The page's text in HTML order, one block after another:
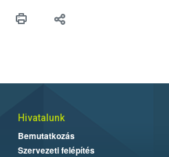
Hivatalunk
Bemutatkozás
Szervezeti felépítés